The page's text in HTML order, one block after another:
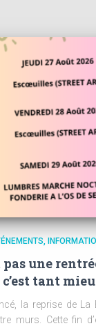
pas une
tant
la reprise de La
murs. Cette fin